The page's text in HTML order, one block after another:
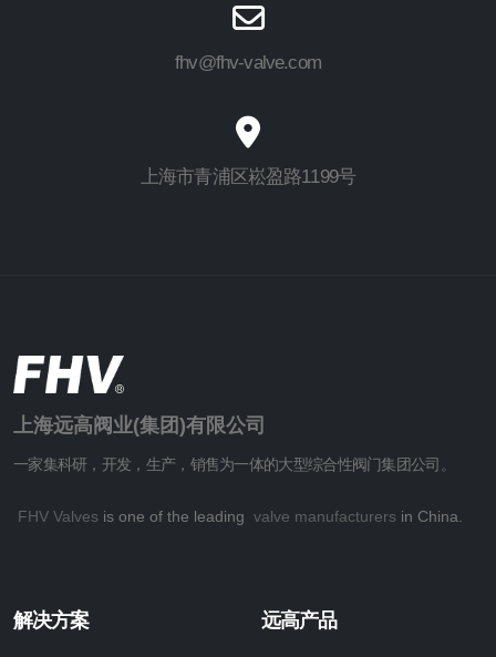
fhv@fhv-valve.com
上海市青浦区崧盈路1199号
上海远高阀业(集团)有限公司
一家集科研，开发，生产，销售为一体的大型综合性阀门集团公司。
FHV Valves is one of the leading valve manufacturers in China.
解决方案 远高产品